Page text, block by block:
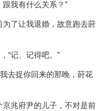
我有什么关系？”
为了让我退婚，故意跑去莳
“记、记得吧。”
去捉你回来的那晚，莳花
京兆府尹的儿子，不对是前